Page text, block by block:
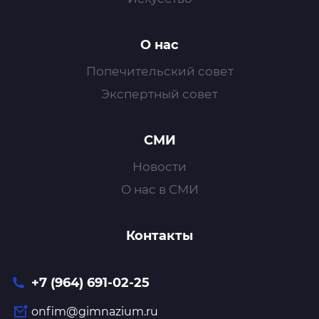
О нас
Попечительский совет
Экспертный совет
СМИ
Новости
О нас в СМИ
Контакты
+7 (964) 691-02-25
onfim@gimnazium.ru